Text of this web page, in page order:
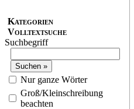
Kategorien
Volltextsuche
Suchbegriff
Nur ganze Wörter
Groß/Kleinschreibung
beachten